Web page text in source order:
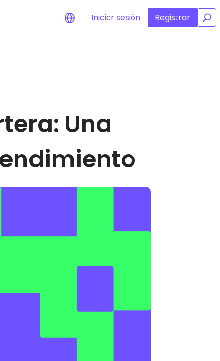
inversión
Análisis de cartera
Iniciar sesión Registrar /
Una